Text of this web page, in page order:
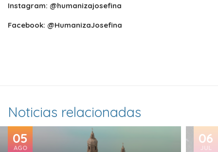
Instagram: @humanizajosefina
Facebook: @HumanizaJosefina
Noticias relacionadas
05
AGO
06
JUL